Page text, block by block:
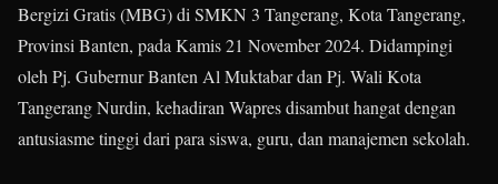
Bergizi Gratis (MBG) di SMKN 3 Tangerang, Kota Tangerang,
Provinsi Banten, pada Kamis 21 November 2024. Didampingi
oleh Pj. Gubernur Banten Al Muktabar dan Pj. Wali Kota
Tangerang Nurdin, kehadiran Wapres disambut hangat dengan
antusiasme tinggi dari para siswa, guru, dan manajemen sekolah.